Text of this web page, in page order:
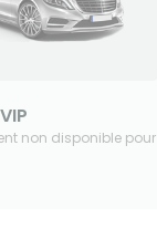
non disponible pour